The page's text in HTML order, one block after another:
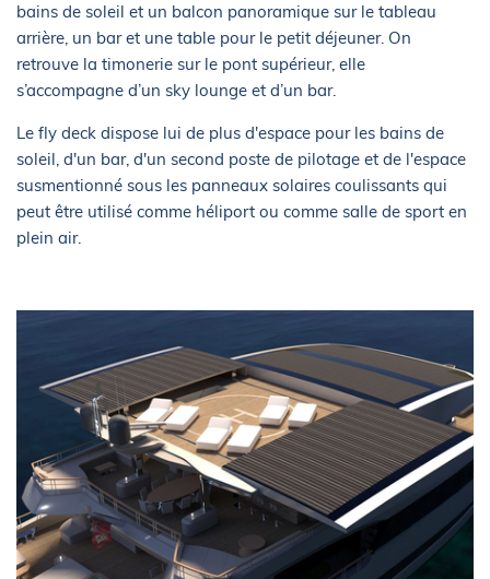
bains de soleil et un balcon panoramique sur le tableau
arrière, un bar et une table pour le petit déjeuner. On
retrouve la timonerie sur le pont supérieur, elle
s’accompagne d’un sky lounge et d’un bar.
Le fly deck dispose lui de plus d'espace pour les bains de
soleil, d'un bar, d'un second poste de pilotage et de l'espace
susmentionné sous les panneaux solaires coulissants qui
peut être utilisé comme héliport ou comme salle de sport en
plein air.